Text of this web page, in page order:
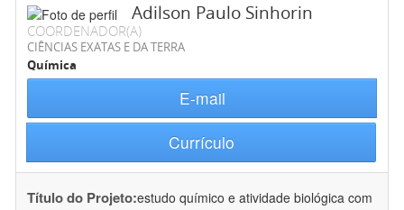
Adilson Paulo Sinhorin
COORDENADOR(A)
CIÊNCIAS EXATAS E DA TERRA
Química
E-mail
Currículo
Título do Projeto:estudo químico e atividade biológica com